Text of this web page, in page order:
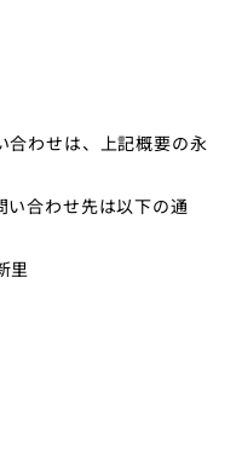
わせは、上記概要の永
合わせ先は以下の通
里